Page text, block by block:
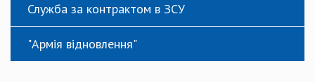
Служба за контрактом в ЗСУ
"Армія відновлення"